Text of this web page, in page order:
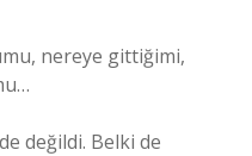
nereye gittiğimi,
değildi. Belki de